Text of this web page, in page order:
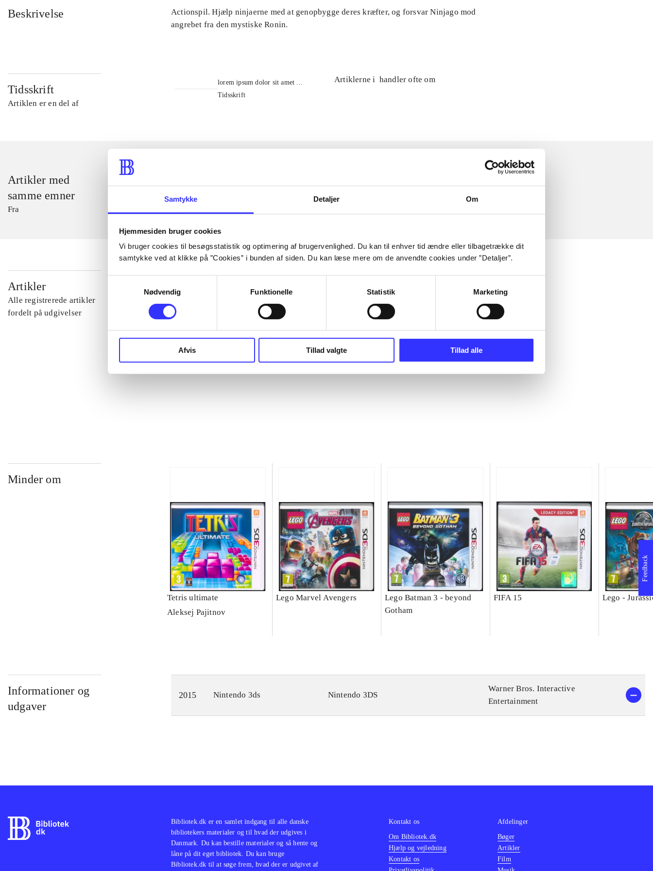
Samtykke Detaljer Om
Hjemmesiden bruger cookies
Vi bruger cookies til besøgsstatistik og optimering af brugervenlighed. Du kan til enhver tid ændre eller tilbagetrække dit
samtykke ved at klikke på ”Cookies” i bunden af siden. Du kan læse mere om de anvendte cookies under ”Detaljer”.
Nødvendig
Funktionelle Statistik Marketing
Afvis Tillad valgte Tillad alle
Beskrivelse
Actionspil. Hjælp ninjaerne med at genopbygge deres kræfter, og forsvar Ninjago mod
angrebet fra den mystiske Ronin.
Tidsskrift
Artiklen er en del af
lorem ipsum dolor sit amet ...
Tidsskrift
Artiklerne i handler ofte om
Artikler med
samme emner
Fra
Artikler
Alle registrerede artikler
fordelt på udgivelser
...
...
Minder om
Tetris ultimate
Aleksej Pajitnov
Lego Marvel Avengers
Lego Batman 3 - beyond
Gotham
FIFA 15 Lego -
Informationer og
udgaver
2015 Nintendo 3ds Nintendo 3DS
Warner Bros. Interactive
Entertainment
Feedback
Bibliotek.dk er en samlet indgang til alle danske
bibliotekers materialer og til hvad der udgives i
Danmark. Du kan bestille materialer og så hente og
låne på dit eget bibliotek. Du kan bruge
Bibliotek.dk til at søge frem, hvad der er udgivet af
Kontakt os
Om Bibliotek.dk
Hjælp og vejledning
Kontakt os
Afdelinger
Bøger
Artikler
Film